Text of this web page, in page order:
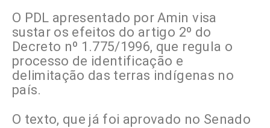
O PDL apresentado por Amin visa
sustar os efeitos do artigo 2º do
Decreto nº 1.775/1996, que regula o
processo de identificação e
delimitação das terras indígenas no
país.
O texto, que já foi aprovado no Senado